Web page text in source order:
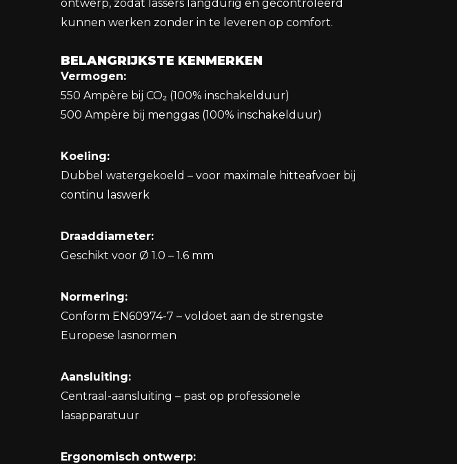
ontwerp, zodat lassers langdurig en gecontroleerd
kunnen werken zonder in te leveren op comfort.
BELANGRIJKSTE KENMERKEN
Vermogen:
550 Ampère bij CO₂ (100% inschakelduur)
500 Ampère bij menggas (100% inschakelduur)
Koeling:
Dubbel watergekoeld – voor maximale hitteafvoer bij
continu laswerk
Draaddiameter:
Geschikt voor Ø 1.0 – 1.6 mm
Normering:
Conform EN60974-7 – voldoet aan de strengste
Europese lasnormen
Aansluiting:
Centraal-aansluiting – past op professionele
lasapparatuur
Ergonomisch ontwerp: